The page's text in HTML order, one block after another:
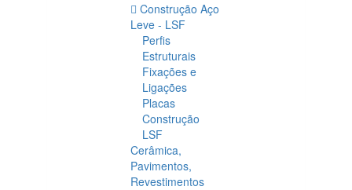
Construção Aço
Leve - LSF
Perfis
Estruturais
Fixações e
Ligações
Placas
Construção
LSF
Cerâmica,
Pavimentos,
Revestimentos